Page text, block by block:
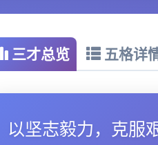
三才总览 五格详
以坚志毅力，克服